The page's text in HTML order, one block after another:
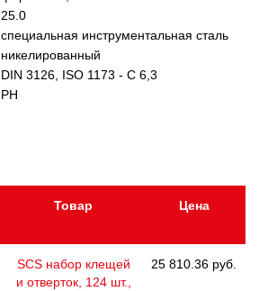
25.0
специальная инструментальная сталь
никелированный
DIN 3126, ISO 1173 - C 6,3
PH
Товар Цена
SCS набор клещей
и отверток, 124 шт.,
25 810.36 руб.